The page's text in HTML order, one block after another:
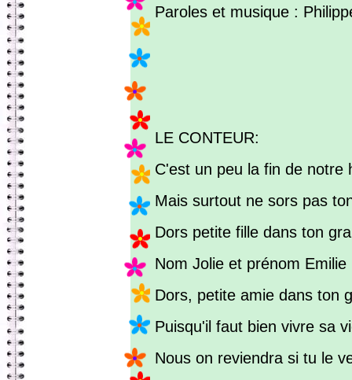
Paroles et musique :
LE CONTEUR:
C'est un peu la fin de notre
Mais surtout ne sors pas
Dors petite fille dans ton
Nom Jolie et prénom Emilie
Dors, petite amie dans ton
Puisqu'il faut bien vivre sa
Nous on reviendra si tu le